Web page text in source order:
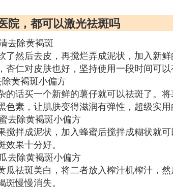
院，都可以激光祛斑吗
去除黄褐斑
了然后去皮，再搅烂弄成泥状，加入新
杏仁对皮肤也好，坚持使用一段时间可以
黄褐斑小偏方
的话买一个新鲜的薯仔就可以祛斑了。
色素，让肌肤变得滋润有弹性，超级实用
去除黄褐斑小偏方
搅拌成泥状，加入蜂蜜后搅拌成糊状就
果十分好。
去除黄褐斑小偏方
瓜祛斑美白，将二者放入榨汁机榨汁，
慢慢消失。